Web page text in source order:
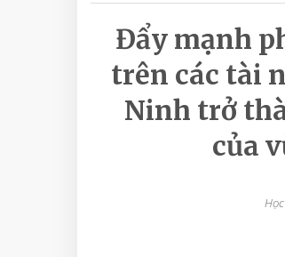
Đẩy mạnh
trên các tài
Ninh trở
của